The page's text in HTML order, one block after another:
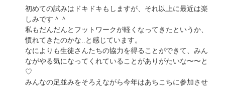
初めての試みはドキドキもしますが、それ以上に最近は楽
しみです＾＾
私もだんだんとフットワークが軽くなってきたというか、
慣れてきたのかな..と感じています。
なによりも生徒さんたちの協力を得ることができて、みん
ながやる気になってくれていることがありがたいな〜〜と
♡
みんなの足並みをそろえながら今年はあちこちに参加させ